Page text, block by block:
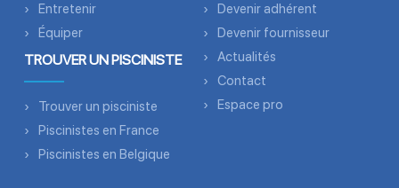
Entretenir
Équiper
TROUVER UN PISCINISTE
Trouver un pisciniste
Piscinistes en France
Piscinistes en Belgique
Devenir adhérent
Devenir fournisseur
Actualités
Contact
Espace pro